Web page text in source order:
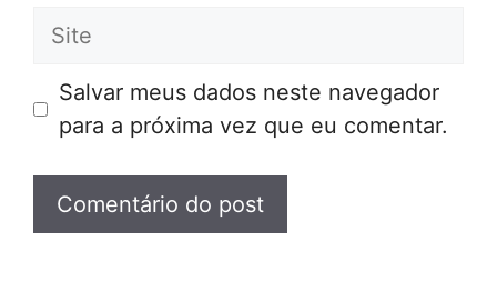
Site
Salvar meus dados neste navegador
para a próxima vez que eu comentar.